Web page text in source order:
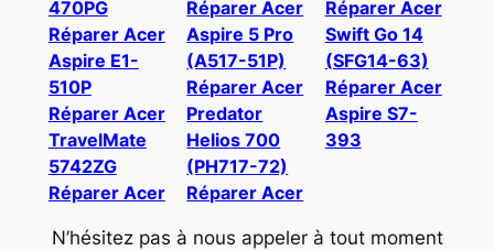
470PG
Réparer Acer
Aspire E1-
510P
Réparer Acer
TravelMate
5742ZG
Réparer Acer
Réparer Acer
Aspire 5 Pro
(A517-51P)
Réparer Acer
Predator
Helios 700
(PH717-72)
Réparer Acer
Réparer Acer
Swift Go 14
(SFG14-63)
Réparer Acer
Aspire S7-
393
N’hésitez pas à nous appeler à tout moment